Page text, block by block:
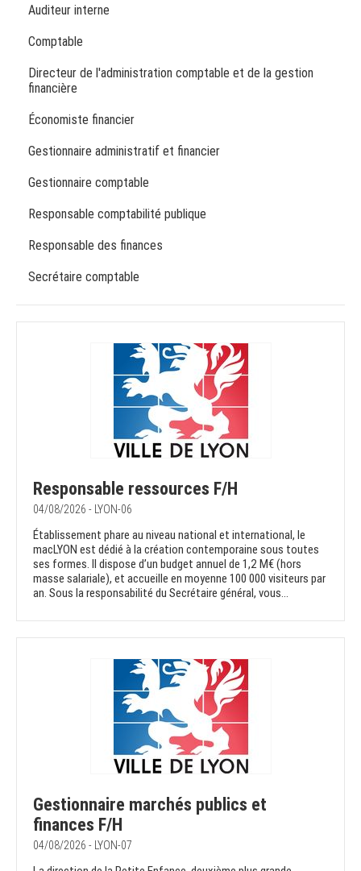
Auditeur interne
Comptable
Directeur de l'administration comptable et de la gestion
financière
Économiste financier
Gestionnaire administratif et financier
Gestionnaire comptable
Responsable comptabilité publique
Responsable des finances
Secrétaire comptable
Responsable ressources F/H
04/08/2026 - LYON-06
Établissement phare au niveau national et international, le
macLYON est dédié à la création contemporaine sous toutes
ses formes. Il dispose d’un budget annuel de 1,2 M€ (hors
masse salariale), et accueille en moyenne 100 000 visiteurs par
an. Sous la responsabilité du Secrétaire général, vous...
Gestionnaire marchés publics et
finances F/H
04/08/2026 - LYON-07